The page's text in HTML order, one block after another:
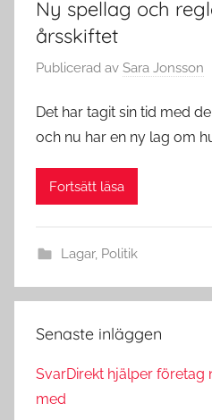
Ny spellag och
årsskiftet
Publicerad av Sara Jonsson
Det har tagit sin tid med
och nu har en ny lag om
Fortsätt läsa
Lagar, Politik
Senaste inläggen
SvarDirekt hjälper företag
med